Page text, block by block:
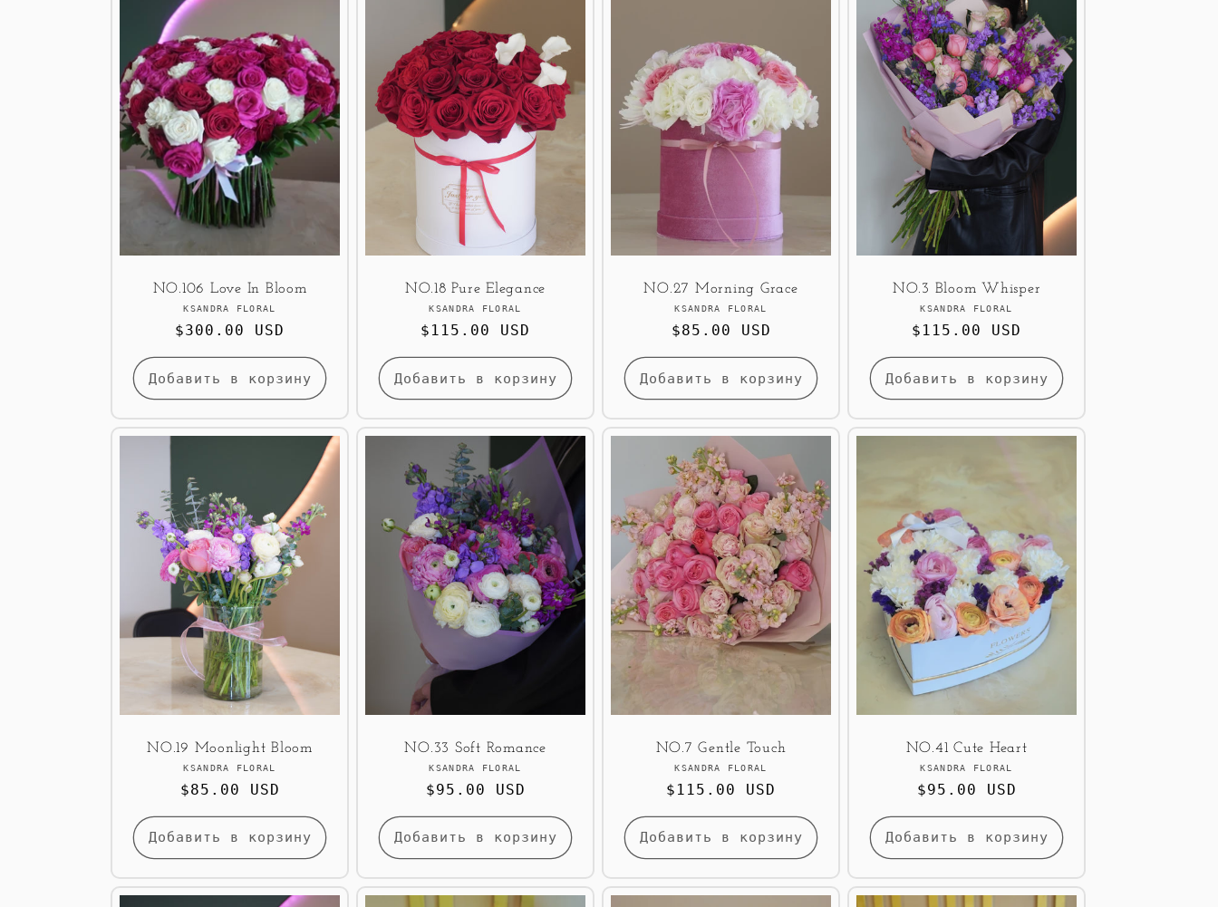
NO.106 Love In Bloom
Продавец:
KSANDRA FLORAL
Обычная
цена
$300.00 USD
Добавить в корзину
NO.18 Pure Elegance
Продавец:
KSANDRA FLORAL
Обычная
цена
$115.00 USD
Добавить в корзину
NO.27 Morning Grace
Продавец:
KSANDRA FLORAL
Обычная
цена
$85.00 USD
Добавить в корзину
NO.3 Bloom Whisper
Продавец:
KSANDRA FLORAL
Обычная
цена
$115.00 USD
Добавить в корзину
NO.19 Moonlight Bloom
Продавец:
KSANDRA FLORAL
Обычная
$85.00 USD
Добавить в корзину
NO.33 Soft Romance
Продавец:
KSANDRA FLORAL
Обычная
$95.00 USD
Добавить в корзину
NO.7 Gentle Touch
Продавец:
KSANDRA FLORAL
Обычная
$115.00 USD
Добавить в корзину
NO.41 Cute Heart
Продавец:
KSANDRA FLORAL
Обычная
$95.00 USD
Добавить в корзину